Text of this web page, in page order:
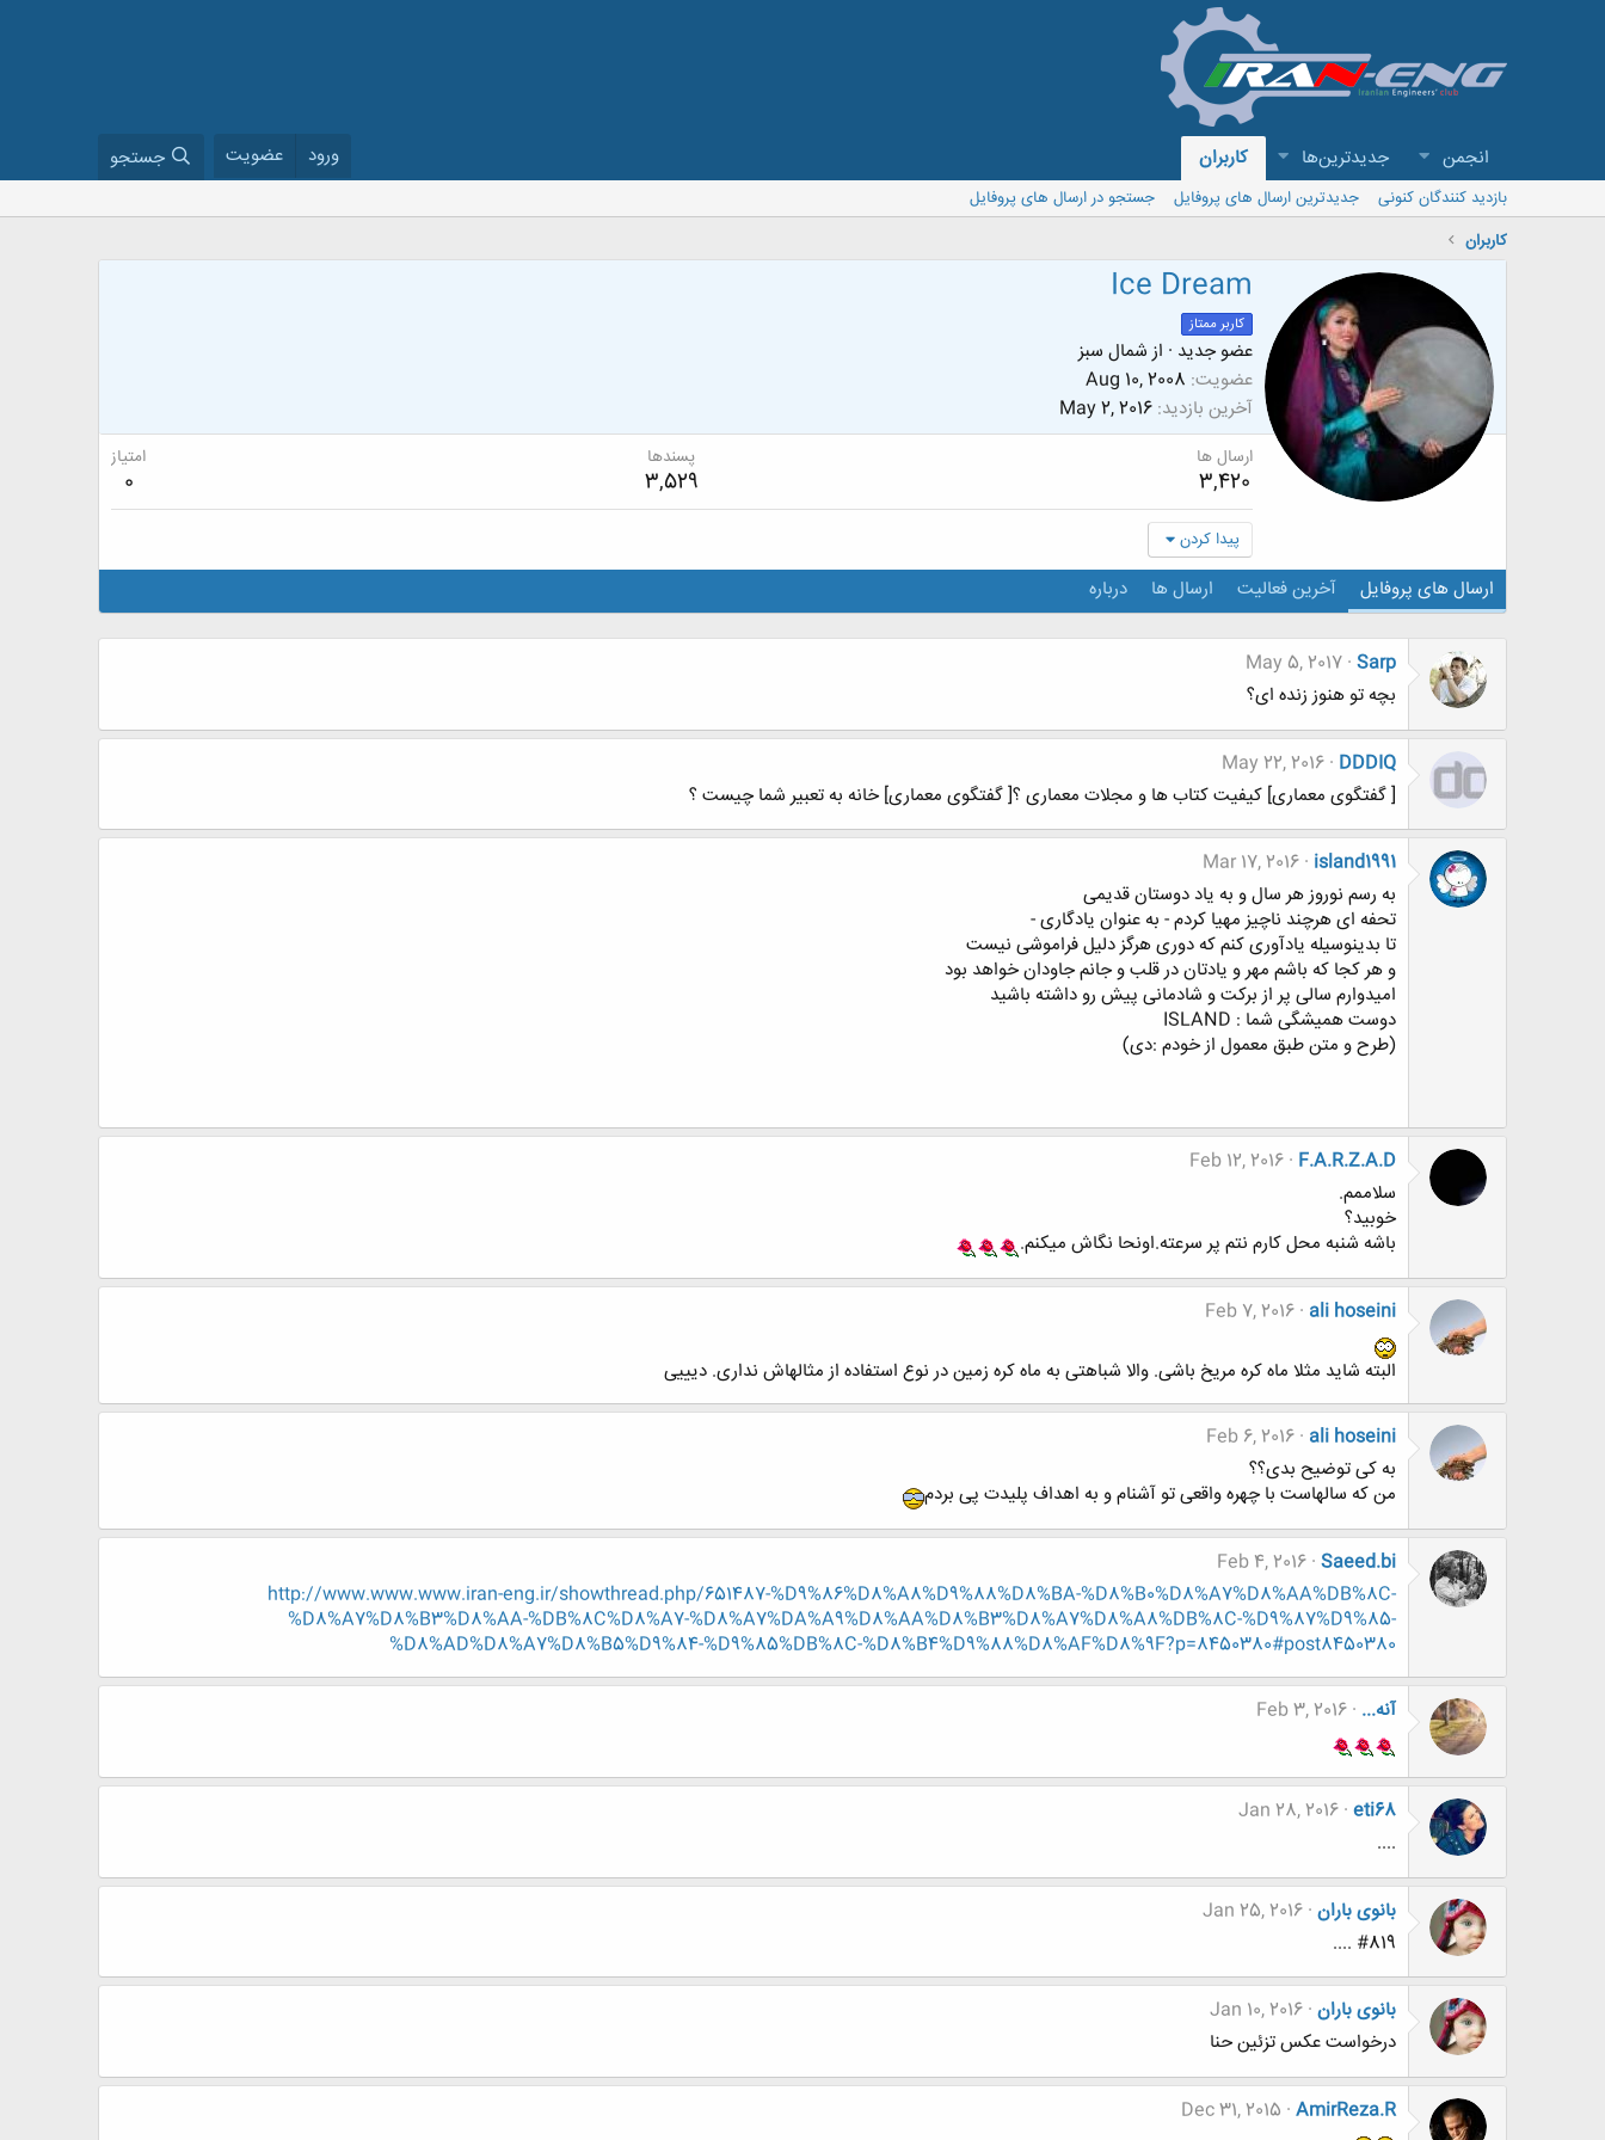
انجمن جدیدترین‌ها کاربران ورود عضویت جستجو
بازدید کنندگان کنونی جدیدترین ارسال های پروفایل
جستجو در ارسال های پروفایل
کاربران
Ice Dream
کاربر ممتاز
عضو جدید · از شمال سبز
عضویت Aug 10, 2008
آخرین بازدید May 2, 2016
ارسال ها
3,420
پسندها
3,529
امتیاز
0
پیدا کردن
ارسال های پروفایل آخرین فعالیت ارسال ها درباره
Sarp
May 5, 2017
بچه تو هنوز زنده ای؟
DDDIQ
May 22, 2016
[ گفتگوی معماری] کیفیت کتاب ها و مجلات معماری ؟[ گفتگوی معماری] خانه به تعبیر شما چیست ؟
island1991
Mar 17, 2016
به رسم نوروز هر سال و به یاد دوستان قدیمی
تحفه ای هرچند ناچیز مهیا کردم - به عنوان یادگاری -
تا بدینوسیله یادآوری کنم که دوری هرگز دلیل فراموشی نیست
و هر کجا که باشم مهر و یادتان در قلب و جانم جاودان خواهد بود
امیدوارم سالی پر از برکت و شادمانی پیش رو داشته باشید
دوست همیشگی شما : ISLAND
(طرح و متن طبق معمول از خودم :دی)
F.A.R.Z.A.D
Feb 12, 2016
سلاممم.
خوبید؟
باشه شنبه محل کارم نتم پر سرعته.اونحا نگاش میکنم.
ali hoseini
Feb 7, 2016
البته شاید مثلا ماه کره مریخ باشی. والا شباهتی به ماه کره زمین در نوع استفاده از مثالهاش نداری. دیییی
ali hoseini
Feb 6, 2016
به کی توضیح بدی؟؟
من که سالهاست با چهره واقعی تو آشنام و به اهداف پلیدت پی بردم
Saeed.bi
Feb 4, 2016
http://www.www.www.iran-eng.ir/showthread.php/651487-%D9%86%D8%A8%D9%88%D8%BA-%D8%B0%D8%A7%D8%AA%DB%8C-
%D8%A7%D8%B3%D8%AA-%DB%8C%D8%A7-%D8%A7%DA%A9%D8%AA%D8%B3%D8%A7%D8%A8%DB%8C-%D9%87%D9%85-
%D8%AD%D8%A7%D8%B5%D9%84-%D9%85%DB%8C-%D8%B4%D9%88%D8%AF%D8%9F?p=8450380#post8450380
آنه... Feb 3, 2016
eti68
Jan 28, 2016
....
بانوی باران Jan 25, 2016
#819 ....
بانوی باران Jan 10, 2016
درخواست عکس تزئین حنا
AmirReza.R
Dec 31, 2015